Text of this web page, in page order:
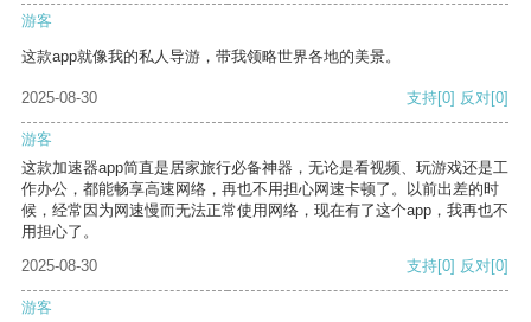
游客
这款app就像我的私人导游，带我领略世界各地的美景。
2025-08-30 支持[0] 反对[0]
游客
这款加速器app简直是居家旅行必备神器，无论是看视频、玩游戏还是工
作办公，都能畅享高速网络，再也不用担心网速卡顿了。以前出差的时
候，经常因为网速慢而无法正常使用网络，现在有了这个app，我再也不
用担心了。
2025-08-30
支持[0] 反对[0]
游客